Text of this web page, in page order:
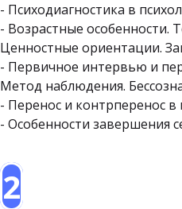
- Психодиагностика в
- Возрастные особенности.
Ценностные ориентации.
- Первичное интервью и
Метод наблюдения.
- Перенос и контрперенос в
- Особенности завершения
2